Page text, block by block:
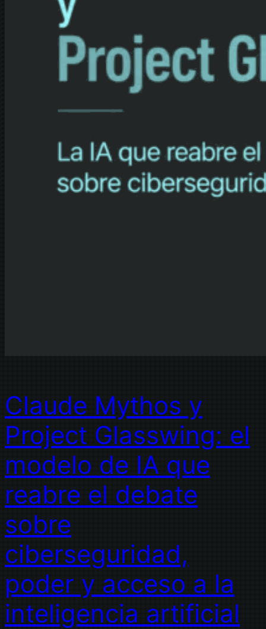
Claude Mythos y
Project Glasswing: el
modelo de IA que
reabre el debate
sobre
ciberseguridad,
poder y acceso a la
inteligencia artificial